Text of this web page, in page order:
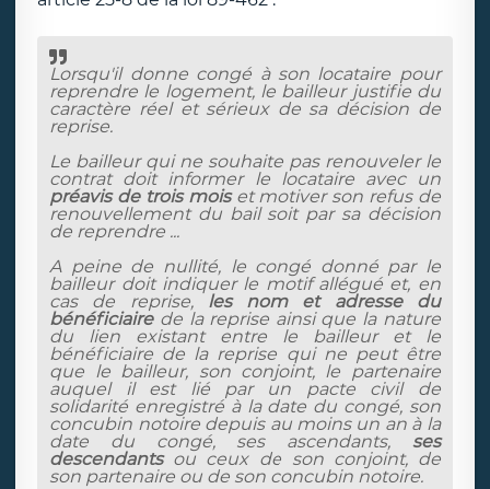
Lorsqu'il donne congé à son locataire pour
reprendre le logement, le bailleur justifie du
caractère réel et sérieux de sa décision de
reprise.
Le bailleur qui ne souhaite pas renouveler le
contrat doit informer le locataire avec un
préavis de trois moiset motiver son refus de
renouvellement du bail soit par sa décision
de reprendre ...
A peine de nullité, le congé donné par le
bailleur doit indiquer le motif allégué et, en
cas de reprise, les nom et adresse du
bénéficiairede la reprise ainsi que la nature
du lien existant entre le bailleur et le
bénéficiaire de la reprise qui ne peut être
que le bailleur, son conjoint, le partenaire
auquel il est lié par un pacte civil de
solidarité enregistré à la date du congé, son
concubin notoire depuis au moins un an à la
date du congé, ses ascendants, ses
descendantsou ceux de son conjoint, de
son partenaire ou de son concubin notoire.